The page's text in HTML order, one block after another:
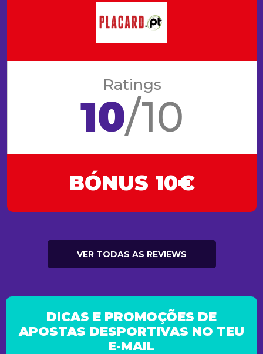
Ratings
10/10
BÓNUS 10€
VER TODAS AS REVIEWS
DICAS E PROMOÇÕES DE
APOSTAS DESPORTIVAS NO TEU
E-MAIL